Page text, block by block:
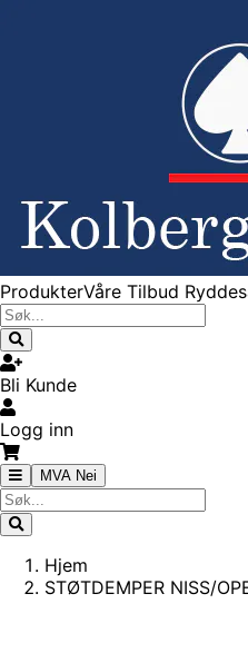
ProdukterVåre Tilbud
Bli Kunde
Logg inn
MVA Nei
Hjem
STØTDEMPER NISS/